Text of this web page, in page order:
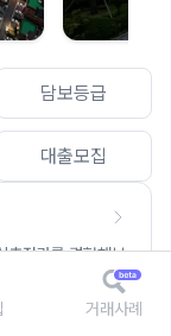
담보등급
대출모집
추정가를 경험해보
거래사례